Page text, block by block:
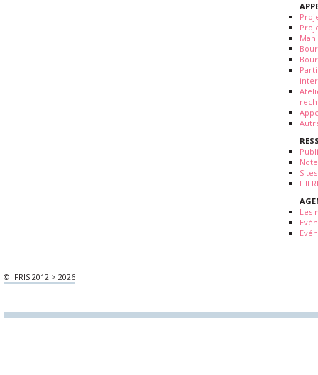
Les
© IFRIS 2012 > 2026